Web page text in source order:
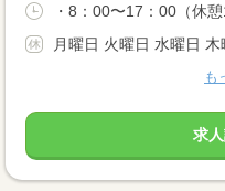
・8：00〜17：00（休
月曜日 火曜日 水曜日
も
求